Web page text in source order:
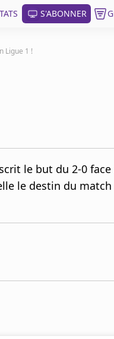
S'ABONNER
Ligue 1 !
le but du 2-0 face
le destin du